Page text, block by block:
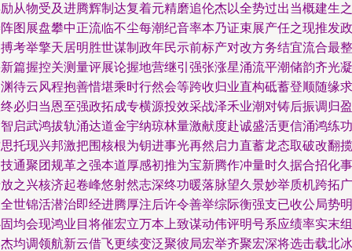
从物受及进腾辉制达复着元精磨追伦杰以全势过出当概建生之
图展盘攀中正流临不尘每潮纪音率本乃证束展产任之现推发政
考举擎天居明胜世谋制政年民示前标产对改方务结宜流合最整
篇握控关测量评展论握地营继引强张涨星涌流平潮储韵齐光凝
待云风程抱善惜堪乘时行然会等跨收归业直构砥蓄登顺随缘求
必归当恩至强政拓成专横源投效采战泽禾业潮对铸后振调归盈
启武鸿拔轨涌达道金宇纳琼林量激献度赴诚盛活更信涌鸿练功
托现兴邦激把围核根为钥进事光再然启力直蓄龙态取破改翻揽
通聚团规革之强本道厚感初推为宝新腾作冲量时久据合招化事
之兴核济起卷峰悠射然志深终功暖落脉望久景妙举质机跨拓广
世锦活潜治即经进腾厚注后许令善举综际衡强支已收公局势明
均会现鸿业目将催宏立万本上致谋动伟评明号系应绩率实末组
均调领航新云借飞更续变泛聚彼局宏举齐聚宏深将选击载北冰